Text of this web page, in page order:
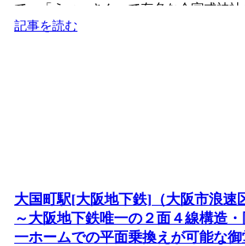
で、「えべっさん」で有名な今宮戎神社
寄駅。南海本線・高野線...
記事を読む
大国町駅[大阪地下鉄]（大阪市浪速
～大阪地下鉄唯一の２面４線構造・
一ホームでの平面乗換えが可能な御